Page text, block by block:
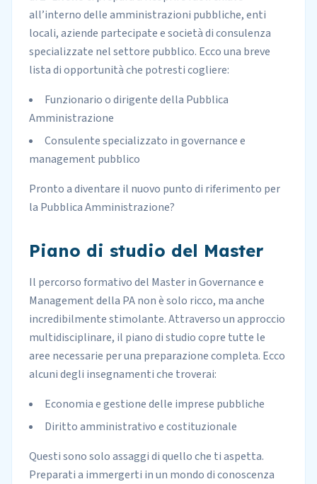
all’interno delle amministrazioni pubbliche, enti
locali, aziende partecipate e società di consulenza
specializzate nel settore pubblico. Ecco una breve
lista di opportunità che potresti cogliere:
Funzionario o dirigente della Pubblica
Amministrazione
Consulente specializzato in governance e
management pubblico
Pronto a diventare il nuovo punto di riferimento per
la Pubblica Amministrazione?
Piano di studio del Master
Il percorso formativo del Master in Governance e
Management della PA non è solo ricco, ma anche
incredibilmente stimolante. Attraverso un approccio
multidisciplinare, il piano di studio copre tutte le
aree necessarie per una preparazione completa. Ecco
alcuni degli insegnamenti che troverai:
Economia e gestione delle imprese pubbliche
Diritto amministrativo e costituzionale
Questi sono solo assaggi di quello che ti aspetta.
Preparati a immergerti in un mondo di conoscenza